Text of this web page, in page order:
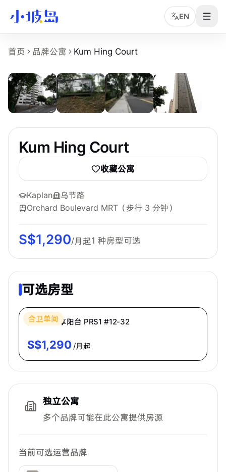
EN
Kum Hing Court 房源页事实摘要
物业名称：Kum Hing Court。
品牌或运营方：独立公寓或多运营方房源，小坡岛中文顾问
所在区域：Tanglin。
附近地铁：Orchard Boulevard MRT，步行约 3 分钟。
参考起租价：S$1,290 /月起，最终以实时房型库存为准。
最短租期：3 个月。
可选房型：Common。
附近学校：Kaplan、SMU、LASALLE。
主要配置：空调。
首页 品牌公寓 Kum Hing Court
Kum Hing Court
收藏公寓
Kaplan
乌节路
Orchard Boulevard MRT （步行 3 分钟）
S$1,290/月起1 种房型可选
可选房型
合卫单间
高级房·共享阳台 PRS1 #12-32
S$1,290 /月起
独立公寓
多个品牌可能在此公寓提供房源
当前可选运营品牌